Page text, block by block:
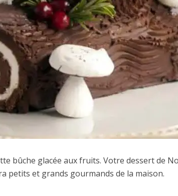
bûche glacée aux fruits. Votre dessert de
petits et grands gourmands de la maison.